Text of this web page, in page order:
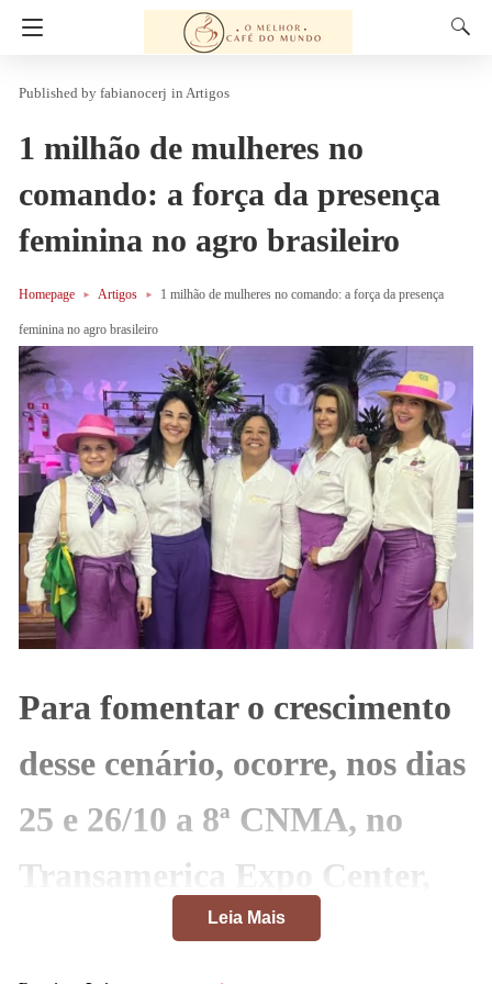
fabianocerj in Artigos
1 milhão de mulheres no
comando: a força da presença
feminina no agro brasileiro
Homepage Artigos 1 milhão de mulheres no comando: a força da presença
feminina no agro brasileiro
Para fomentar o crescimento
desse cenário, ocorre, nos dias
25 e 26/10 a 8ª CNMA, no
Transamerica Expo Center,
em São Paulo. 1 milhão de
Leia Mais